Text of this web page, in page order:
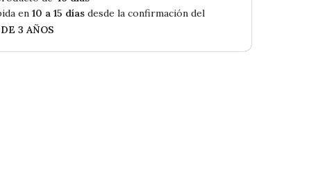
en 10 a 15 días desde la confirmación del
3 AÑOS